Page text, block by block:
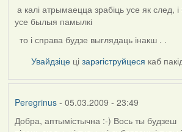
а калі атрымаецца зрабіць усе як след,
усе былыя памылкі
то і справа будзе выглядаць інакш . .
Увайдзіце цізарэгіструйцеся каб
Peregrinus- 05.03.2009 - 23:49
Добра, аптымістычна :-) Вось ты будзеш